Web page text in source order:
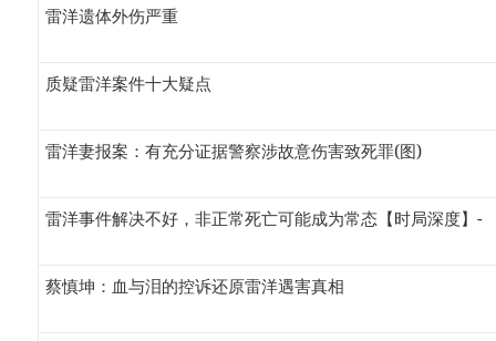
雷洋遗体外伤严重
质疑雷洋案件十大疑点
雷洋妻报案：有充分证据警察涉故意伤害致死罪(图)
雷洋事件解决不好，非正常死亡可能成为常态【时局深度】-
蔡慎坤：血与泪的控诉还原雷洋遇害真相